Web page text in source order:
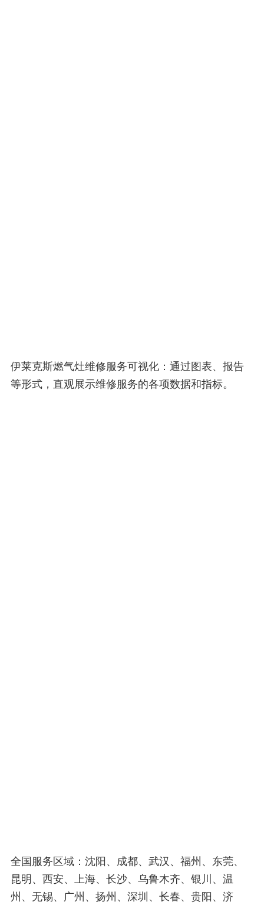
伊莱克斯燃气灶维修服务可视化：通过图表、报告
等形式，直观展示维修服务的各项数据和指标。
全国服务区域：沈阳、成都、武汉、福州、东莞、
昆明、西安、上海、长沙、乌鲁木齐、银川、温
州、无锡、广州、扬州、深圳、长春、贵阳、济